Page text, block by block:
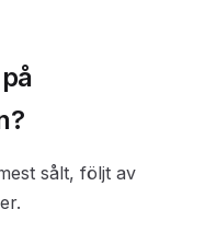
sålt, följt av